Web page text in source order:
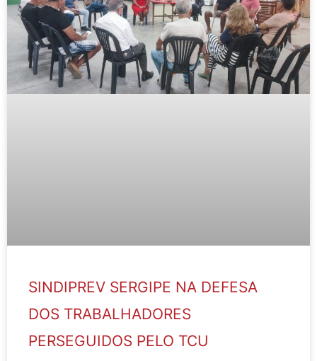
SINDIPREV SERGIPE NA DEFESA
DOS TRABALHADORES
PERSEGUIDOS PELO TCU